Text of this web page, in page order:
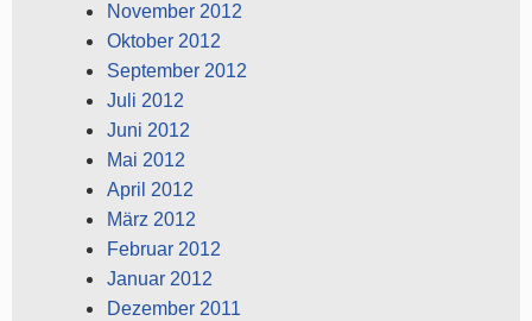
November 2012
Oktober 2012
September 2012
Juli 2012
Juni 2012
Mai 2012
April 2012
März 2012
Februar 2012
Januar 2012
Dezember 2011